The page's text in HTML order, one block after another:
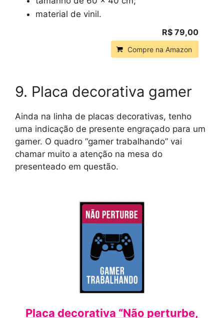
material de vinil.
R$ 79,00
Compre na Amazon
9. Placa decorativa gamer
Ainda na linha de placas decorativas, tenho
uma indicação de presente engraçado para um
gamer. O quadro “gamer trabalhando” vai
chamar muito a atenção na mesa do
presenteado em questão.
Placa decorativa “Não perturbe,